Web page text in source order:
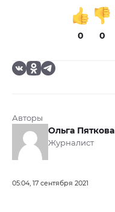
0 0
Авторы
Ольга Пяткова
Журналист
05:04, 17 сентября 2021